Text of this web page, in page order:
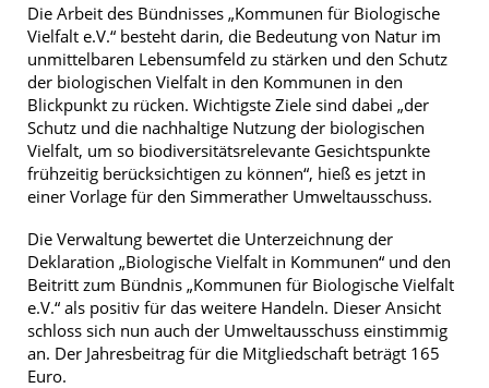
Die Arbeit des Bündnisses „Kommunen für Biologische
Vielfalt e.V.“ besteht darin, die Bedeutung von Natur im
unmittelbaren Lebensumfeld zu stärken und den Schutz
der biologischen Vielfalt in den Kommunen in den
Blickpunkt zu rücken. Wichtigste Ziele sind dabei „der
Schutz und die nachhaltige Nutzung der biologischen
Vielfalt, um so biodiversitätsrelevante Gesichtspunkte
frühzeitig berücksichtigen zu können“, hieß es jetzt in
einer Vorlage für den Simmerather Umweltausschuss.
Die Verwaltung bewertet die Unterzeichnung der
Deklaration „Biologische Vielfalt in Kommunen“ und den
Beitritt zum Bündnis „Kommunen für Biologische Vielfalt
e.V.“ als positiv für das weitere Handeln. Dieser Ansicht
schloss sich nun auch der Umweltausschuss einstimmig
an. Der Jahresbeitrag für die Mitgliedschaft beträgt 165
Euro.